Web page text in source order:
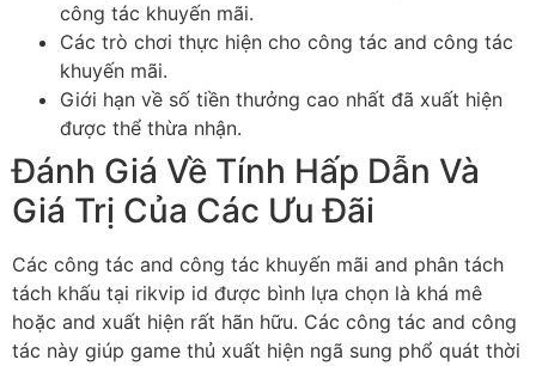
công tác khuyến mãi.
Các trò chơi thực hiện cho công tác and công tác
khuyến mãi.
Giới hạn về số tiền thưởng cao nhất đã xuất hiện
được thể thừa nhận.
Đánh Giá Về Tính Hấp Dẫn Và
Giá Trị Của Các Ưu Đãi
Các công tác and công tác khuyến mãi and phân tách
tách khấu tại rikvip id được bình lựa chọn là khá mê
hoặc and xuất hiện rất hãn hữu. Các công tác and công
tác này giúp game thủ xuất hiện ngã sung phổ quát thời